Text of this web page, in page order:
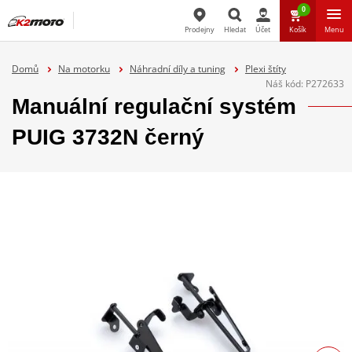
Prodejny Hledat Účet
0
Košík Menu
Domů Na motorku Náhradní díly a tuning
Plexi štíty
Náš kód: P272633
Manuální regulační systém
PUIG 3732N černý